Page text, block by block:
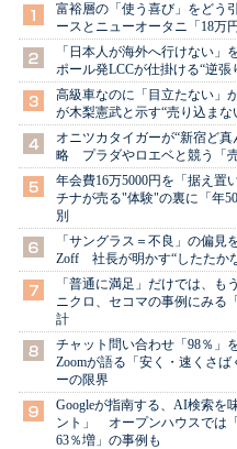
富裕層の「使う喜び」をど
ースとニューオータニ「18万
「日本人が海外へ行けない
ポール発LCCが仕掛ける“逆張
高級車なのに「目立たない」
が木梨憲武と示す“売り込まな
オニツカタイガーが“新宿ど
略 プラダやロエベと競う「売
年会費16万5000円を「据え
チナが売る"体験"の裏に「年
別
「サングラス＝不良」の偏見
Zoff 社長が明かす“したたか
「普通に満足」だけでは、
ニクロ、セコマの事例にみる
計
チャット問い合わせ「98％」
Zoomが語る「安く・速くさば
ーの限界
Googleが指南する、AI検索を
ント」 オープンハウスでは
63％増」の事例も